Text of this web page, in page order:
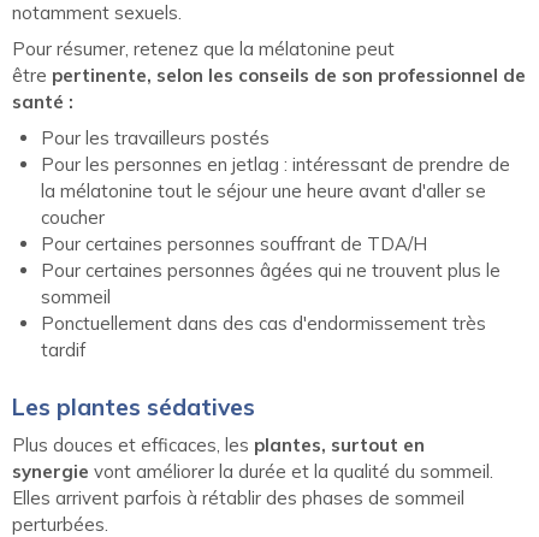
notamment sexuels.
Pour résumer, retenez que la mélatonine peut
être pertinente, selon les conseils de son professionnel de
santé :
Pour les travailleurs postés
Pour les personnes en jetlag : intéressant de prendre de
la mélatonine tout le séjour une heure avant d'aller se
coucher
Pour certaines personnes souffrant de TDA/H
Pour certaines personnes âgées qui ne trouvent plus le
sommeil
Ponctuellement dans des cas d'endormissement très
tardif
Les plantes sédatives
Plus douces et efficaces, les plantes, surtout en
synergie vont améliorer la durée et la qualité du sommeil.
Elles arrivent parfois à rétablir des phases de sommeil
perturbées.